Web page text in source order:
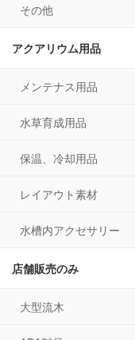
その他
アクアリウム用品
メンテナス用品
水草育成用品
保温、冷却用品
レイアウト素材
水槽内アクセサリー
店舗販売のみ
大型流木